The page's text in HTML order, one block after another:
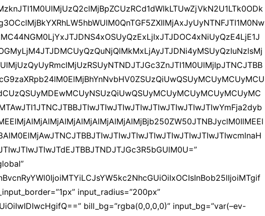
input_radius=”200px”
bill_bg=”rgba(0,0,0,0)” input_bg=”var(–ev-